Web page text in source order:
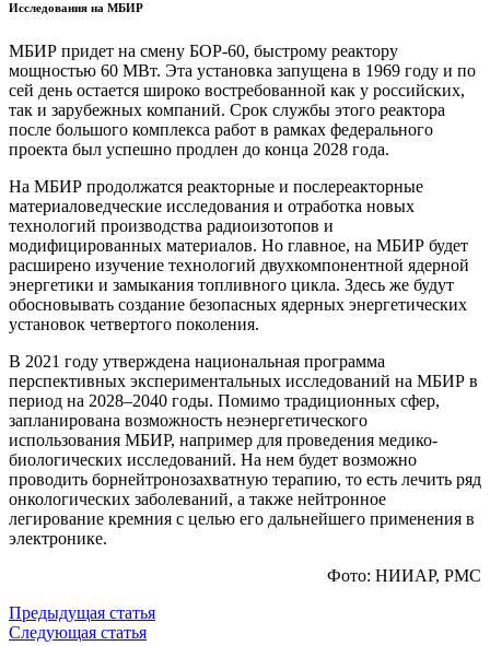
Исследования на МБИР
МБИР придет на смену БОР-60, быстрому реактору
мощностью 60 МВт. Эта установка запущена в 1969 году и по
сей день остается широко востребованной как у российских,
так и зарубежных компаний. Срок службы этого реактора
после большого комплекса работ в рамках федерального
проекта был успешно продлен до конца 2028 года.
На МБИР продолжатся реакторные и послереакторные
материаловедческие исследования и отработка новых
технологий производства радиоизотопов и
модифицированных материалов. Но главное, на МБИР будет
расширено изучение технологий двухкомпонентной ядерной
энергетики и замыкания топливного цикла. Здесь же будут
обосновывать создание безопасных ядерных энергетических
установок четвертого поколения.
В 2021 году утверждена национальная программа
перспективных экспериментальных исследований на МБИР в
период на 2028–2040 годы. Помимо традиционных сфер,
запланирована возможность неэнергетического
использования МБИР, например для проведения медико-
биологических исследований. На нем будет возможно
проводить борнейтронозахватную терапию, то есть лечить ряд
онкологических заболеваний, а также нейтронное
легирование кремния с целью его дальнейшего применения в
электронике.
Фото: НИИАР, РМС
Предыдущая статья
Следующая статья